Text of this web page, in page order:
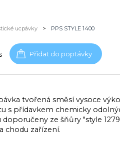
ucpávky > PPS STYLE 1400
tvořená směsí vysoce
s přídavkem chemicky
doporučeny ze šňůry "style
chodu zařízení.